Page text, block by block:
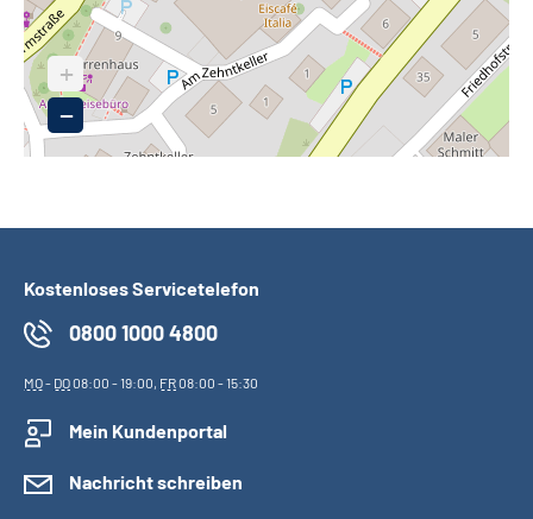
+
−
Kostenloses Servicetelefon
0800 1000 4800
MO- DO08:00 - 19:00, FR08:00 - 15:30
Mein Kundenportal
Nachricht schreiben